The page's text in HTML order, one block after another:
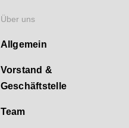
Über uns
Allgemein
Vorstand &
Geschäftstelle
Team